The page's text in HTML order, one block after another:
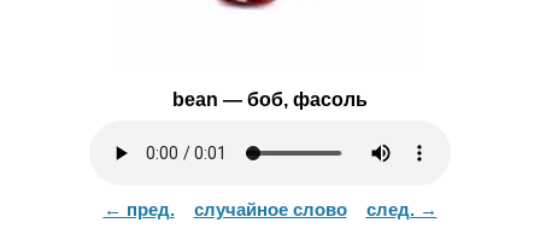
bean — боб, фасоль
← пред. случайное слово след. →